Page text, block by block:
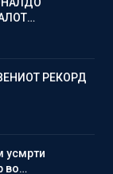
РЕКОРД
во…